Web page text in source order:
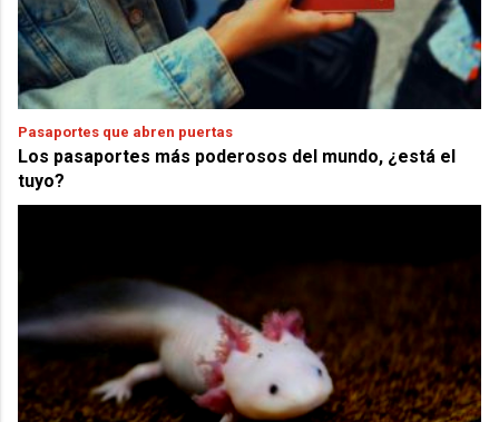
Pasaportes que abren puertas
Los pasaportes más poderosos del mundo, ¿está el
tuyo?